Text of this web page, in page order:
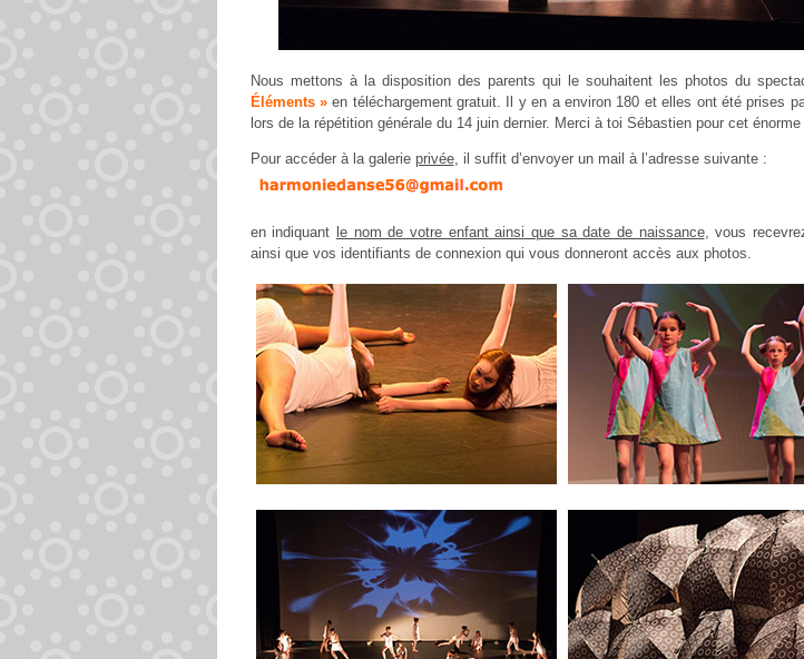
Nous mettons à la disposition des parents qui le souhaitent les photos du
Éléments »en téléchargement gratuit. Il y en a environ 180 et elles ont été prises
lors de la répétition générale du 14 juin dernier. Merci à toi Sébastien pour cet
Pour accéder à la galerie privée, il suffit d’envoyer un mail à l’adresse suivante :
en indiquant le nom de votre enfant ainsi que sa date de naissance, vous
ainsi que vos identifiants de connexion qui vous donneront accès aux photos.